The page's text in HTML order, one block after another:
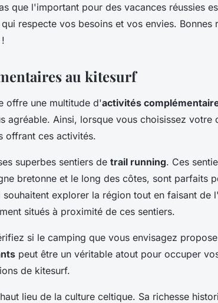
que l'important pour des vacances réussies
respecte vos besoins et vos envies. Bonnes
au kitesurf
offre une multitude d'activités
agréable. Ainsi, lorsque vous choisissez votre
offrant ces activités.
superbes sentiers de trail running. Ces
bretonne et le long des côtes, sont parfaits
explorer la région tout en faisant de
situés à proximité de ces sentiers.
si le camping que vous envisagez
peut être un véritable atout pour occuper
de kitesurf.
lieu de la culture celtique. Sa richesse